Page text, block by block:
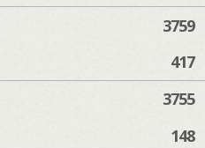
3759
417
3755
148